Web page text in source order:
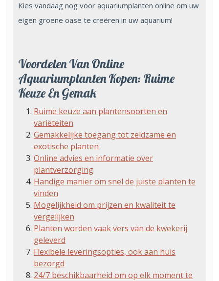
Kies vandaag nog voor aquariumplanten online om uw
eigen groene oase te creëren in uw aquarium!
Voordelen Van Online
Aquariumplanten Kopen: Ruime
Keuze En Gemak
Ruime keuze aan plantensoorten en
variëteiten
Gemakkelijke toegang tot zeldzame en
exotische planten
Online advies en informatie over
plantverzorging
Handige manier om snel de juiste planten te
vinden
Mogelijkheid om prijzen en kwaliteit te
vergelijken
Planten worden vaak vers van de kwekerij
geleverd
Flexibele leveringsopties, ook aan huis
bezorgd
24/7 beschikbaarheid om op elk moment te